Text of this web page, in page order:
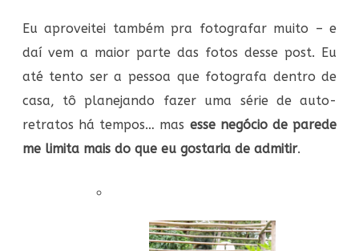
Eu aproveitei também pra fotografar muito – e
daí vem a maior parte das fotos desse post. Eu
até tento ser a pessoa que fotografa dentro de
casa, tô planejando fazer uma série de auto-
retratos há tempos… mas esse negócio de parede
me limita mais do que eu gostaria de admitir.